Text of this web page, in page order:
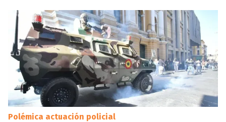
Polémica actuación policial